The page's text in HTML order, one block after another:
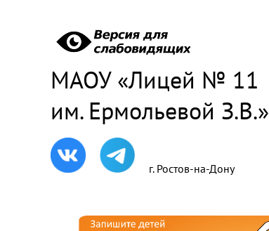
МАОУ «Лицей № 11
им. Ермольевой З.В.»
г. Ростов-на-Дону